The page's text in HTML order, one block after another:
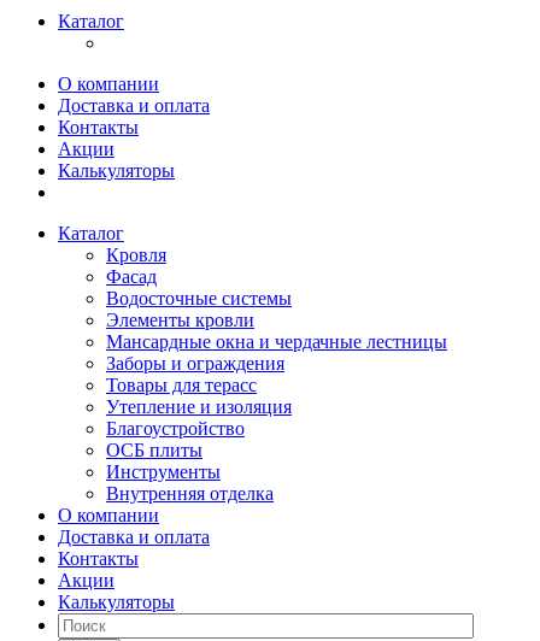
Каталог
О компании
Доставка и оплата
Контакты
Акции
Калькуляторы
Каталог
Кровля
Фасад
Водосточные системы
Элементы кровли
Мансардные окна и чердачные лестницы
Заборы и ограждения
Товары для терасс
Утепление и изоляция
Благоустройство
ОСБ плиты
Инструменты
Внутренняя отделка
О компании
Доставка и оплата
Контакты
Акции
Калькуляторы